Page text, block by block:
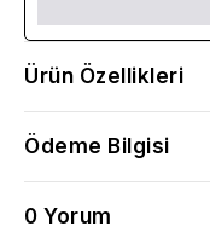
Ürün Özellikleri
Ödeme Bilgisi
0 Yorum